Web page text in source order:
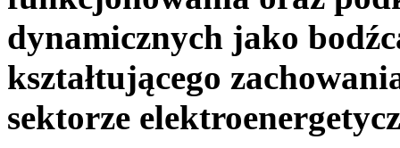
dynamicznych jako
kształtującego
sektorze